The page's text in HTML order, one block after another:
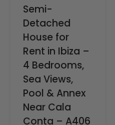
Semi-
Detached
House for
Rent in Ibiza –
4 Bedrooms,
Sea Views,
Pool & Annex
Near Cala
Conta – A406